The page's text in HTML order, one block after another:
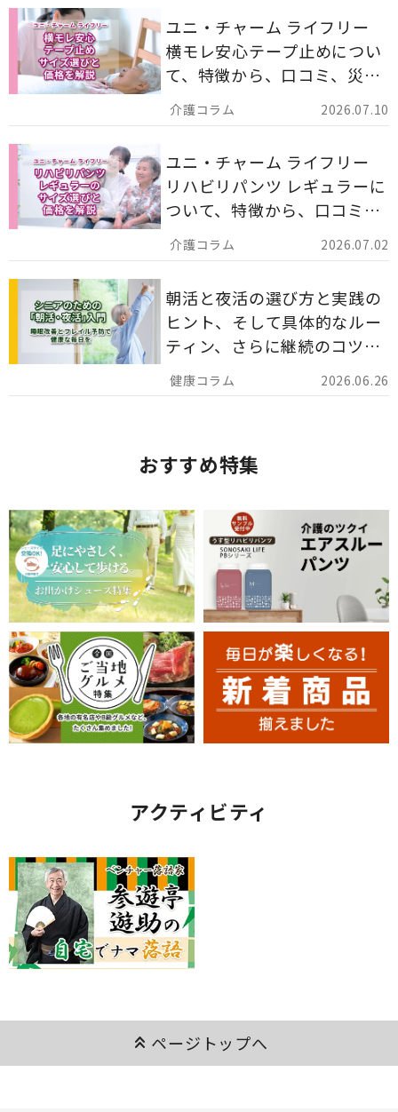
2026.07.10
ユニ・チャーム ライフリー
横モレ安心テープ止めについ
て、特徴から、口コミ、災害
備蓄としての活用法まで分か
りやすく解説します。
2026.07.02
ユニ・チャーム ライフリー
リハビリパンツ レギュラーに
ついて、特徴から、口コミ、
災害備蓄としての活用法まで
分かりやすく解説します。
2026.06.26
朝活と夜活の選び方と実践の
ヒント、そして具体的なルー
ティン、さらに継続のコツま
でを詳しくご紹介します。
おすすめ特集
アクティビティ
keyboard_double_arrow_up ページトップへ